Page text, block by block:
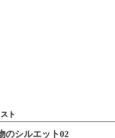
ト
のシルエット02